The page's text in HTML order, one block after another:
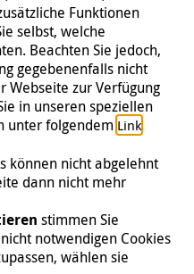
| Presse
Funktionen
selbst, welche
Beachten Sie jedoch,
gegebenenfalls nicht
zur Verfügung
in unseren speziellen
unter folgendem Link.
können nicht abgelehnt
dann nicht mehr
stimmen Sie
notwendigen Cookies
wählen sie